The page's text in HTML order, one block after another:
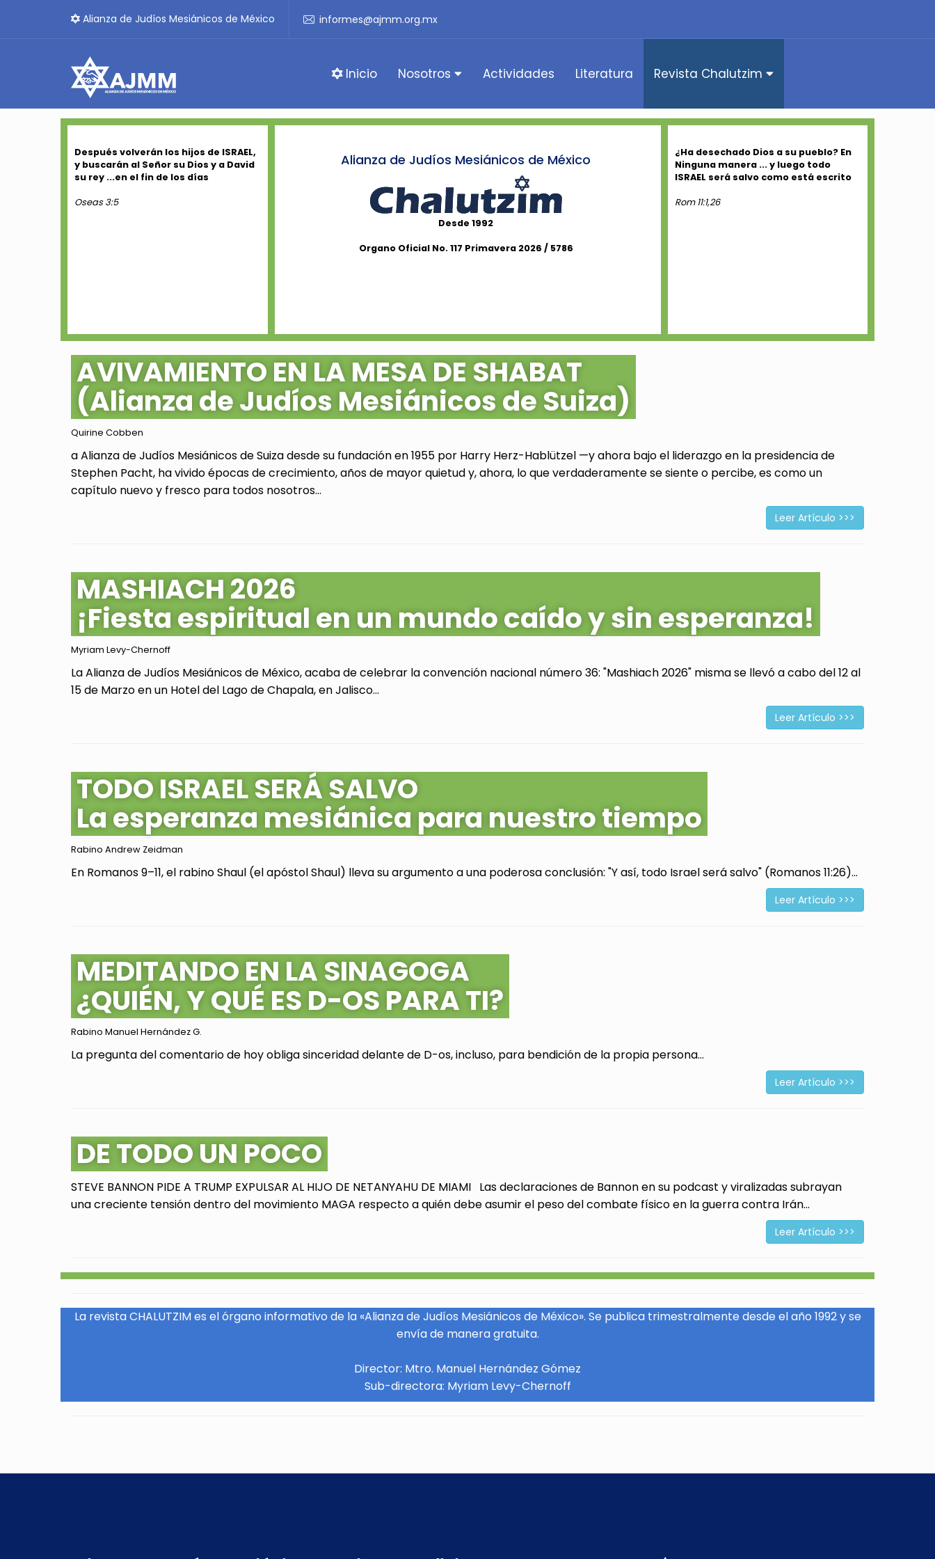
Alianza de Judíos Mesiánicos de México informes@ajmm.org.mx
Inicio Nosotros Actividades Literatura Revista Chalutzim
Después volverán los hijos de ISRAEL,
y buscarán al Señor su Dios y a David
su rey ...en el fin de los días
Oseas 3:5
Alianza de Judíos Mesiánicos de México
Desde 1992
Organo Oficial No. 117 Primavera 2026 / 5786
¿Ha desechado Dios a su pueblo? En
Ninguna manera ... y luego todo
ISRAEL será salvo como está escrito
Rom 11:1,26
AVIVAMIENTO EN LA MESA DE SHABAT
(Alianza de Judíos Mesiánicos de Suiza)
Quirine Cobben
a Alianza de Judíos Mesiánicos de Suiza desde su fundación en 1955 por Harry Herz-Hablützel —y ahora bajo el liderazgo en la presidencia de
Stephen Pacht, ha vivido épocas de crecimiento, años de mayor quietud y, ahora, lo que verdaderamente se siente o percibe, es como un
capítulo nuevo y fresco para todos nosotros...
Leer Artículo >>>
MASHIACH 2026
¡Fiesta espiritual en un mundo caído y sin esperanza!
Myriam Levy-Chernoff
La Alianza de Judíos Mesiánicos de México, acaba de celebrar la convención nacional número 36: "Mashiach 2026" misma se llevó a cabo del 12 al
15 de Marzo en un Hotel del Lago de Chapala, en Jalisco...
Leer Artículo >>>
TODO ISRAEL SERÁ SALVO
La esperanza mesiánica para nuestro tiempo
Rabino Andrew Zeidman
En Romanos 9–11, el rabino Shaul (el apóstol Shaul) lleva su argumento a una poderosa conclusión: "Y así, todo Israel será salvo" (Romanos 11:26)...
Leer Artículo >>>
MEDITANDO EN LA SINAGOGA
¿QUIÉN, Y QUÉ ES D-OS PARA TI?
Rabino Manuel Hernández G.
La pregunta del comentario de hoy obliga sinceridad delante de D-os, incluso, para bendición de la propia persona...
Leer Artículo >>>
DE TODO UN POCO
STEVE BANNON PIDE A TRUMP EXPULSAR AL HIJO DE NETANYAHU DE MIAMI Las declaraciones de Bannon en su podcast y viralizadas subrayan
una creciente tensión dentro del movimiento MAGA respecto a quién debe asumir el peso del combate físico en la guerra contra Irán...
Leer Artículo >>>
La revista CHALUTZIM es el órgano informativo de la «Alianza de Judíos Mesiánicos de México». Se publica trimestralmente desde el año 1992 y se
envía de manera gratuita.
Director: Mtro. Manuel Hernández Gómez
Sub-directora: Myriam Levy-Chernoff